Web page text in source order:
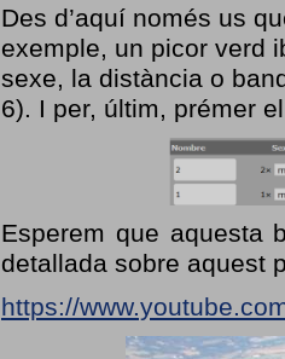
Des d’aquí només us
exemple, un picor verd
sexe, la distància o
6). I per, últim, prémer
Esperem que aquesta
detallada sobre aquest
https://